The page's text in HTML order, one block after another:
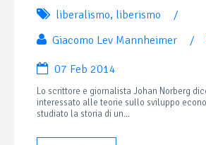
liberalismo, liberismo
/
Giacomo Lev Mannheimer
/
07 Feb 2014
Lo scrittore e giornalista Johan Norberg
interessato alle teorie sullo sviluppo
studiato la storia di un...